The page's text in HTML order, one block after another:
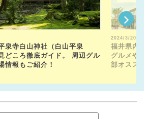
泉寺白山神社（白山平泉
どころ徹底ガイド。 周辺グル
情報もご紹介！
2024/3/20
福井県内の
グルメや近
部オススメ